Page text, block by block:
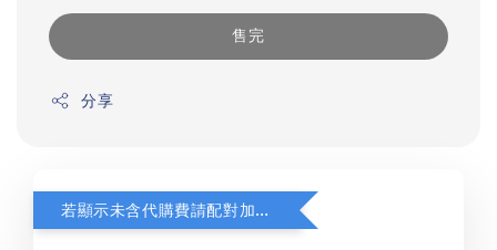
售完
分享
若顯示未含代購費請配對加購(未加購視同無效訂單)